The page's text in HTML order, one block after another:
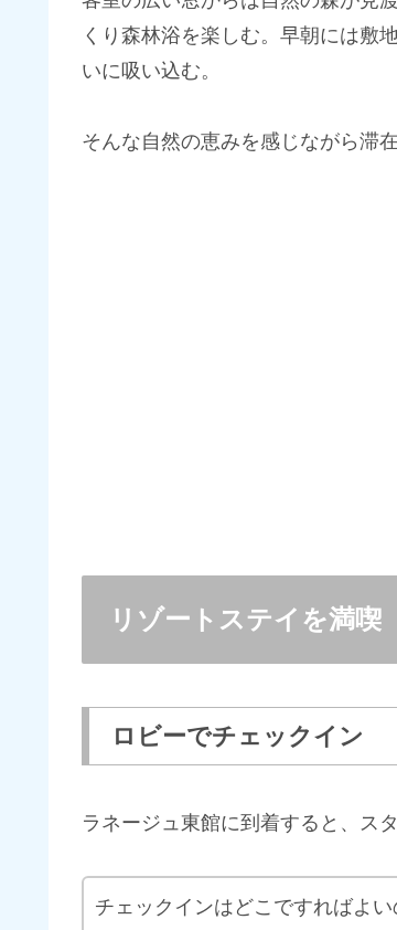
くり森林浴を楽しむ。早朝には敷
いに吸い込む。
そんな自然の恵みを感じながら滞
リゾートステイを満喫
ロビーでチェックイン
ラネージュ東館に到着すると、ス
チェックインはどこですればよ